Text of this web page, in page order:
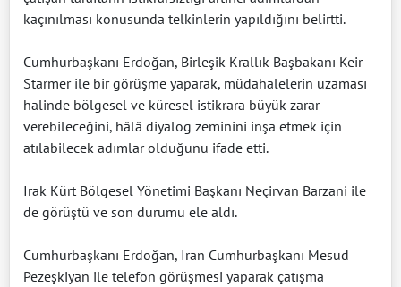
kaçınılması konusunda telkinlerin yapıldığını belirtti.
Cumhurbaşkanı Erdoğan, Birleşik Krallık Başbakanı Keir
Starmer ile bir görüşme yaparak, müdahalelerin uzaması
halinde bölgesel ve küresel istikrara büyük zarar
verebileceğini, hâlâ diyalog zeminini inşa etmek için
atılabilecek adımlar olduğunu ifade etti.
Irak Kürt Bölgesel Yönetimi Başkanı Neçirvan Barzani ile
de görüştü ve son durumu ele aldı.
Cumhurbaşkanı Erdoğan, İran Cumhurbaşkanı Mesud
Pezeşkiyan ile telefon görüşmesi yaparak çatışma